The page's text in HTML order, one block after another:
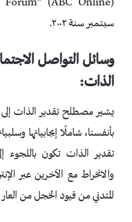
سبتمبر سنة ٢٠٠٢.
وسائل التواصل
الذات:
يشير مصطلح تقدير الذات إلى
بأنفسنا، شاملًا إيجابياتها
تقدير الذات تكون باللجوء
والانخراط مع الآخرين عبر
المتدني من قيود الخجل من